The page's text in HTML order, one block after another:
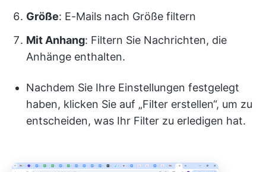
Größe: E-Mails nach Größe filtern
Mit Anhang: Filtern Sie Nachrichten, die
Anhänge enthalten.
Nachdem Sie Ihre Einstellungen festgelegt
haben, klicken Sie auf „Filter erstellen“, um zu
entscheiden, was Ihr Filter zu erledigen hat.